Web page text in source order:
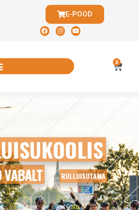
E-POOD
0
RULLUISUTAMA